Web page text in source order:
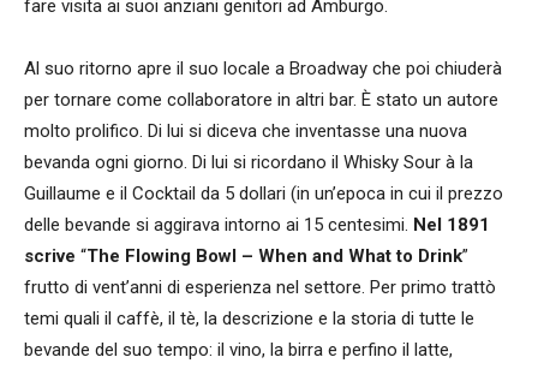
fare visita ai suoi anziani genitori ad Amburgo.
Al suo ritorno apre il suo locale a Broadway che poi chiuderà
per tornare come collaboratore in altri bar. È stato un autore
molto prolifico. Di lui si diceva che inventasse una nuova
bevanda ogni giorno. Di lui si ricordano il Whisky Sour à la
Guillaume e il Cocktail da 5 dollari (in un’epoca in cui il prezzo
delle bevande si aggirava intorno ai 15 centesimi. Nel 1891
scrive “The Flowing Bowl – When and What to Drink”
frutto di vent’anni di esperienza nel settore. Per primo trattò
temi quali il caffè, il tè, la descrizione e la storia di tutte le
bevande del suo tempo: il vino, la birra e perfino il latte,